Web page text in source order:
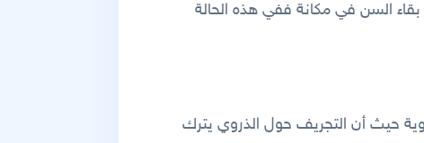
السن في مكانة ففي هذه الحالة
حيث أن التجريف حول الذروي يترك